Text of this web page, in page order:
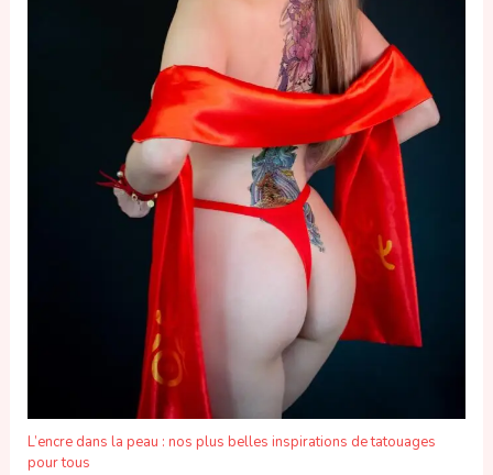
L’encre dans la peau : nos plus belles inspirations de tatouages
pour tous